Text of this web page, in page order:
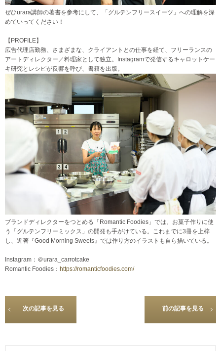
ぜひurara講師の著書を参考にして、「グルテンフリースイーツ」への理解を深
めていってください！
【PROFILE】
広告代理店勤務、さまざまな、クライアントとの仕事を経て、フリーランスの
アートディレクター／料理家として独立。Instagramで発信するキャロットケー
キ研究とレシピが反響を呼び、書籍を出版。
ブランドディレクターをつとめる「Romantic Foodies」では、お菓子作りに使
う「グルテンフリーミックス」の開発も手がけている。これまでに3冊を上梓
し、近著『Good Morning Sweets』では作り方のイラストも自ら描いている。
Instagram：＠urara_carrotcake
Romantic Foodies： https://romanticfoodies.com/
次の記事を見る 前の記事を見る